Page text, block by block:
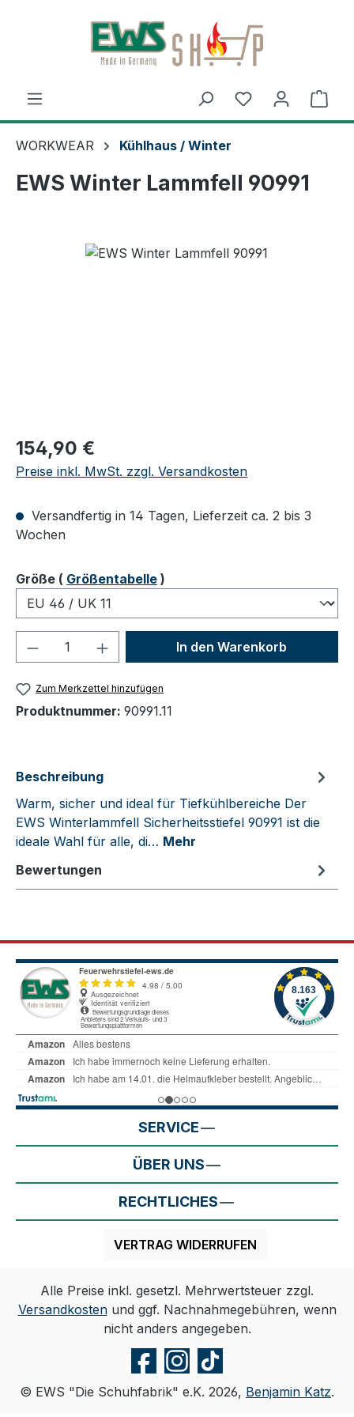
Zum Hauptinhalt springen
WORKWEAR Kühlhaus / Winter
EWS Winter Lammfell 90991
Regulärer Preis:
154,90 €
Preise inkl. MwSt. zzgl. Versandkosten
Versandfertig in 14 Tagen, Lieferzeit ca. 2 bis 3
Wochen
Größeauswählen
( Größentabelle )
Produkt Anzahl: Gib denIn den Warenkorb
Zum Merkzettel hinzufügen
Produktnummer: 90991.11
Beschreibung
Warm, sicher und ideal für Tiefkühlbereiche Der
EWS Winterlammfell Sicherheitsstiefel 90991 ist die
ideale Wahl für alle, di… Mehr
Bewertungen
SERVICE
ÜBER UNS
RECHTLICHES
VERTRAG WIDERRUFEN
Alle Preise inkl. gesetzl. Mehrwertsteuer zzgl.
Versandkostenund ggf. Nachnahmegebühren, wenn
nicht anders angegeben.
© EWS "Die Schuhfabrik" e.K. 2026, Benjamin Katz.